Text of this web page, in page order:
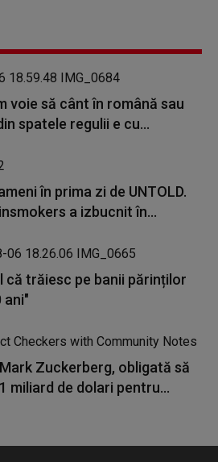
voie să cânt în română sau
spatele regulii e cu...
în prima zi de UNTOLD.
a izbucnit în...
că trăiesc pe banii părinților
ani"
Zuckerberg, obligată să
miliard de dolari pentru...